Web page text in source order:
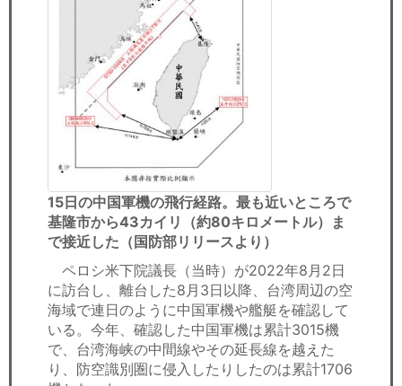
15日の中国軍機の飛行経路。最も近いところで
基隆市から43カイリ（約80キロメートル）ま
で接近した（国防部リリースより）
ペロシ米下院議長（当時）が2022年8月2日
に訪台し、離台した8月3日以降、台湾周辺の空
海域で連日のように中国軍機や艦艇を確認して
いる。今年、確認した中国軍機は累計3015機
で、台湾海峡の中間線やその延長線を越えた
り、防空識別圏に侵入したりしたのは累計1706